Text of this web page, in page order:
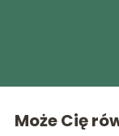
Może Cię